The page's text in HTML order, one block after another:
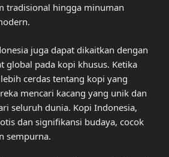
tradisional hingga minuman
juga dapat dikaitkan dengan
global pada kopi khusus. Ketika
cerdas tentang kopi yang
mencari kacang yang unik dan
seluruh dunia. Kopi Indonesia,
dan signifikansi budaya, cocok
sempurna.